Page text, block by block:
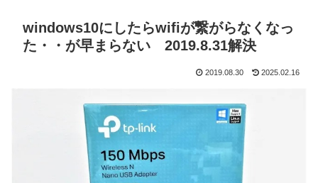
windows10にしたらwifiが繋がらなくなっ
た・・が早まらない 2019.8.31解決
2019.08.30 2025.02.16